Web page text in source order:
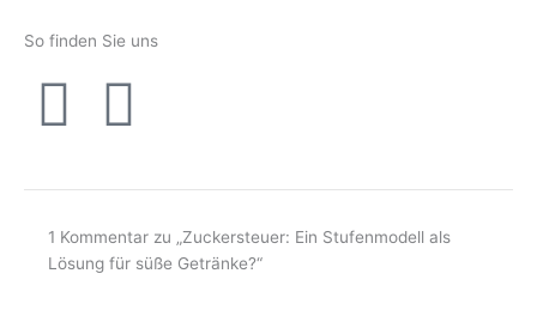
So finden Sie uns
I
s
t
F
c
e
1 Kommentar zu „Zuckersteuer: Ein Stufenmodell als
Lösung für süße Getränke?“